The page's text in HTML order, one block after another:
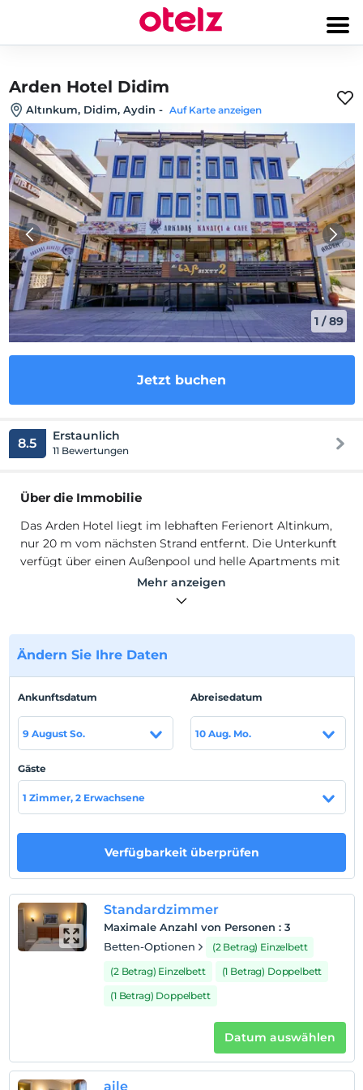
Arden Hotel Didim
Altınkum, Didim, Aydin - Auf Karte anzeigen
1 /89
Jetzt buchen
8.5 Erstaunlich
11 Bewertungen
Über die Immobilie
Das Arden Hotel liegt im lebhaften Ferienort Altinkum,
nur 20 m vom nächsten Strand entfernt. Die Unterkunft
verfügt über einen Außenpool und helle Apartments mit
Klimaanlage und kostenfreiem WLAN. Die komfortablen
Apartments sind mit Holzmöbeln eingerichtet. Alle
Badezimmer verfügt über eine Dusche und ein WC. Es
gibt viele lokale Restaurants in der Nähe.
verfügt über einen Außenpool und helle Apartments mit
Klimaanlage und kostenfreiem WLAN. Die komfortablen
Apartments sind mit Holzmöbeln eingerichtet. Alle
Badezimmer verfügt über eine Dusche und ein WC. Es
gibt viele lokale Restaurants in der Nähe.
Geschäfte und Nachtclubs sind ebenfalls nur 100 m
vom Hotel entfernt.
Strand
Es ist nur 20 Meter vom nächsten Strand entfernt.
Auf Karte
Hotelpolitik
Einchecken
Mehr anzeigen
Ändern Sie Ihre Daten
Ankunftsdatum
9 August So.
Abreisedatum
10 Aug. Mo.
Gäste
1 Zimmer, 2 Erwachsene
Verfügbarkeit überprüfen
Standardzimmer
Maximale Anzahl von Personen : 3
Betten-Optionen
(2 Betrag) Einzelbett
(2 Betrag) Einzelbett
(1 Betrag) Doppelbett
(1 Betrag) Doppelbett
Datum auswählen
aile